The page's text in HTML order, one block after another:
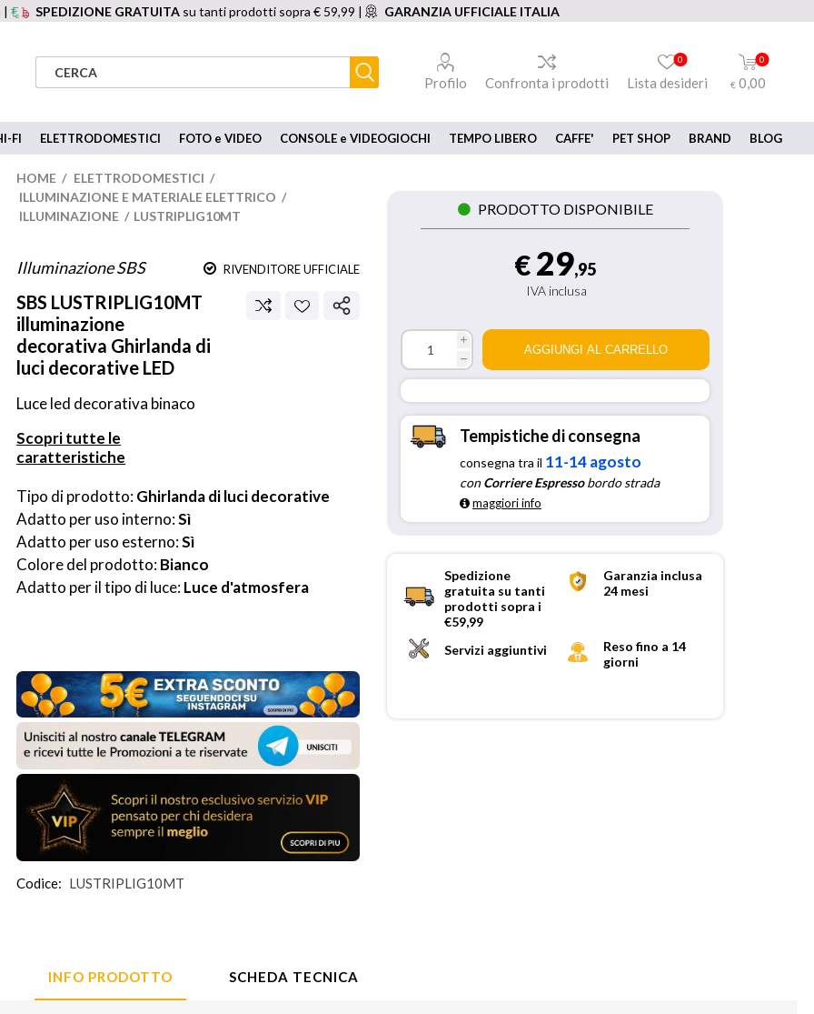
| SPEDIZIONE GRATUITA su tanti prodotti sopra € 59,99 | GARANZIA UFFICIALE ITALIA
Profilo Confronta i prodotti Lista desideri
0 0
€ 0,00
FI ELETTRODOMESTICI FOTO e VIDEO CONSOLE e VIDEOGIOCHI TEMPO LIBERO CAFFE' PET SHOP BRAND BLOG
HOME / ELETTRODOMESTICI /
ILLUMINAZIONE E MATERIALE ELETTRICO /
ILLUMINAZIONE / LUSTRIPLIG10MT
Illuminazione SBS RIVENDITORE UFFICIALE
SBS LUSTRIPLIG10MT
illuminazione
decorativa Ghirlanda di
luci decorative LED
Luce led decorativa binaco
Scopri tutte le
caratteristiche
Tipo di prodotto: Ghirlanda di luci decorative
Adatto per uso interno: Sì
Adatto per uso esterno: Sì
Colore del prodotto: Bianco
Adatto per il tipo di luce: Luce d'atmosfera
Codice: LUSTRIPLIG10MT
PRODOTTO DISPONIBILE
€29,95
IVA inclusa
i
h
Tempistiche di consegna
consegna tra il 11-14 agosto
conCorriere Espressobordo strada
maggiori info
Spedizione
gratuita su tanti
prodotti sopra i
€59,99
Garanzia inclusa
24 mesi
Servizi aggiuntivi
Reso fino a 14
giorni
INFO PRODOTTO SCHEDA TECNICA